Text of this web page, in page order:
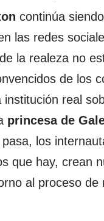
continúa
las redes
la realeza no
de los
institución real
princesa de
los
que hay, crean
al proceso de